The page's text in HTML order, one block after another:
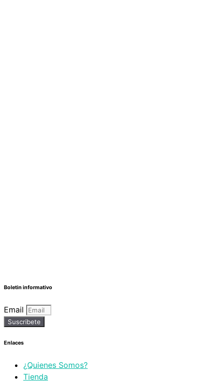
Boletin informativo
Email
Suscribete
Enlaces
¿Quienes Somos?
Tienda